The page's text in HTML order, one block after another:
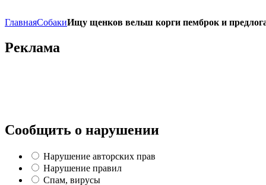
ГлавнаяСобакиИщу щенков вельш корги пемброк и
Реклама
Сообщить о нарушении
Нарушение авторских прав
Нарушение правил
Спам, вирусы